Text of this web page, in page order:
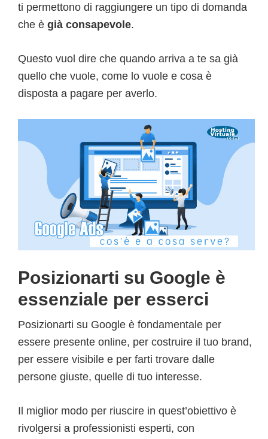
ti permettono di raggiungere un tipo di domanda
che è già consapevole.
Questo vuol dire che quando arriva a te sa già
quello che vuole, come lo vuole e cosa è
disposta a pagare per averlo.
Posizionarti su Google è
essenziale per esserci
Posizionarti su Google è fondamentale per
essere presente online, per costruire il tuo brand,
per essere visibile e per farti trovare dalle
persone giuste, quelle di tuo interesse.
Il miglior modo per riuscire in quest’obiettivo è
rivolgersi a professionisti esperti, con